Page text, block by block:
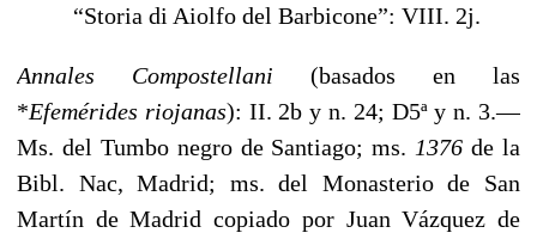
“Storia di Aiolfo del Barbicone”: VIII. 2j.
Annales Compostellani (basados en las
*Efemérides riojanas): II. 2b y n. 24; D5ª y n. 3.—
Ms. del Tumbo negro de Santiago; ms. 1376de la
Bibl. Nac, Madrid; ms. del Monasterio de San
Martín de Madrid copiado por Juan Vázquez de